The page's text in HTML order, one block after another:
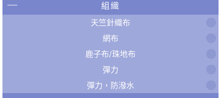
組織
天竺針織布
網布
鹿子布/珠地布
彈力
彈力，防潑水